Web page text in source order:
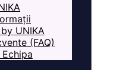
UNIKA
(FAQ)